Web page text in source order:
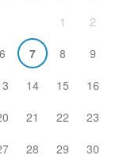
1
2
6 7 8
9
14 15
16
21 22
23
28 29
30